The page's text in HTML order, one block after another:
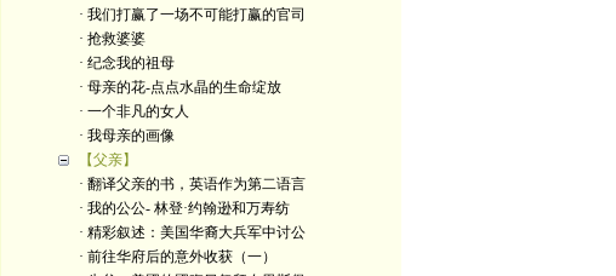
· 我们打赢了一场不可能打赢的官司
· 抢救婆婆
· 纪念我的祖母
· 母亲的花-点点水晶的生命绽放
· 一个非凡的女人
· 我母亲的画像
【父亲】
· 翻译父亲的书，英语作为第二语言
· 我的公公- 林登·约翰逊和万寿纺
· 精彩叙述：美国华裔大兵军中讨公
· 前往华府后的意外收获（一）